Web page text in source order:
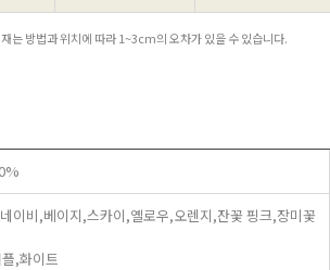
는 방법과 위치에 따라 1~3cm의 오차가 있을 수 있습니다.
이비,베이지,스카이,옐로우,오렌지,잔꽃 핑크,장미꽃
,화이트